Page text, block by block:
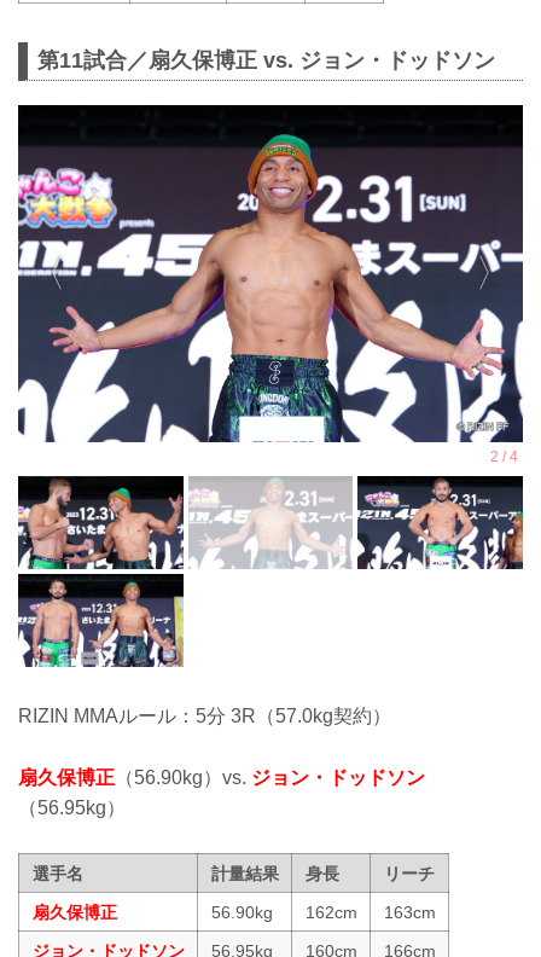
第11試合／扇久保博正 vs. ジョン・ドッドソン
RIZIN MMAルール：5分 3R（57.0kg契約）
扇久保博正 （56.90kg）vs. ジョン・ドッドソン
（56.95kg）
選手名 計量結果 身長
リーチ
扇久保博正
56.90kg 162cm
163cm
ジョン・ドッドソン
56.95kg 160cm
166cm